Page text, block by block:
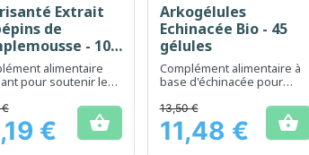
Aperçu rapide
Extrait
de
- 100
alimentaire
pour soutenir le
€
€ 
Aperçu rapide
Arkogélules
Echinacée Bio - 45
gélules
Complément alimentaire à
base d'échinacée pour
naturelles
Prix
13,50 €
11,48 € 